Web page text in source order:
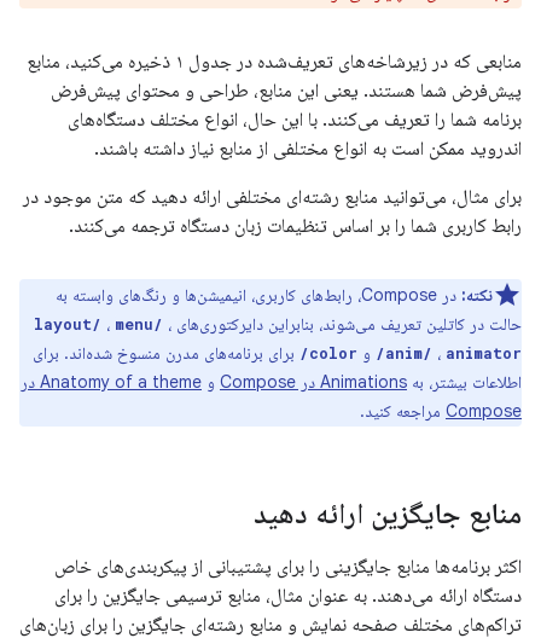
منابعی که در زیرشاخه‌های تعریف‌شده در جدول ۱ ذخیره می‌کنید، منابع
پیش‌فرض شما هستند. یعنی این منابع، طراحی و محتوای پیش‌فرض
برنامه شما را تعریف می‌کنند. با این حال، انواع مختلف دستگاه‌های
اندروید ممکن است به انواع مختلفی از منابع نیاز داشته باشند.
برای مثال، می‌توانید منابع رشته‌ای مختلفی ارائه دهید که متن موجود در
رابط کاربری شما را بر اساس تنظیمات زبان دستگاه ترجمه می‌کنند.
نکته:
در Compose، رابط‌های کاربری، انیمیشن‌ها و رنگ‌های وابسته به
حالت در کاتلین تعریف می‌شوند، بنابراین دایرکتوری‌های
layout/ ، menu/ ،
anim/ ، animator/ و color/
برای برنامه‌های مدرن منسوخ شده‌اند. برای
اطلاعات بیشتر، به Animations در Compose و
Anatomy of a theme در
Compose مراجعه کنید.
منابع جایگزین ارائه دهید
اکثر برنامه‌ها منابع جایگزینی را برای پشتیبانی از پیکربندی‌های خاص
دستگاه ارائه می‌دهند. به عنوان مثال، منابع ترسیمی جایگزین را برای
تراکم‌های مختلف صفحه نمایش و منابع رشته‌ای جایگزین را برای زبان‌های